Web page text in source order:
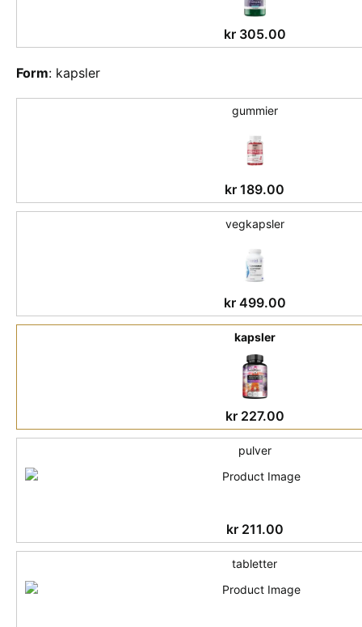
kr305.00
Form: kapsler
gummier
kr 189.00
vegkapsler
kr499.00
kapsler
kr227.00
pulver
kr211.00
tabletter